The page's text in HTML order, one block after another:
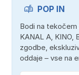
POP IN
Bodi na tekočem
KANAL A, KINO,
zgodbe,
oddaje – vse na